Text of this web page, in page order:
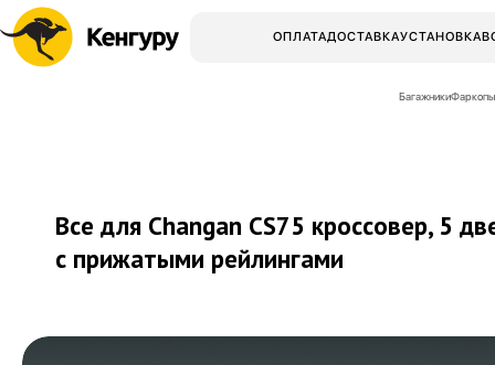
ОПЛАТАДОСТАВКАУСТАНОВКА
БагажникиФаркопы
Все для Changan CS75 кроссовер, 5
с прижатыми рейлингами